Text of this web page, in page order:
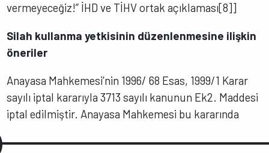
vermeyeceğiz!” İHD ve TİHV ortak açıklaması[8]]
Silah kullanma yetkisinin düzenlenmesine ilişkin
öneriler
Anayasa Mahkemesi’nin 1996/ 68 Esas, 1999/1 Karar
sayılı iptal kararıyla 3713 sayılı kanunun Ek2. Maddesi
iptal edilmiştir. Anayasa Mahkemesi bu kararında